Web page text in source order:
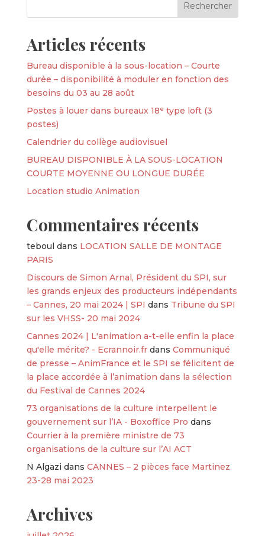
Articles récents
Bureau disponible à la sous-location – Courte
durée – disponibilité à moduler en fonction des
besoins du 03 au 28 août
Postes à louer dans bureaux 18ᵉ type loft (3
postes)
Calendrier du collège audiovisuel
BUREAU DISPONIBLE À LA SOUS-LOCATION
COURTE MOYENNE OU LONGUE DURÉE
Location studio Animation
Commentaires récents
teboul dans LOCATION SALLE DE MONTAGE
PARIS
Discours de Simon Arnal, Président du SPI, sur
les grands enjeux des producteurs indépendants
– Cannes, 20 mai 2024 | SPI dans Tribune du SPI
sur les VHSS- 20 mai 2024
Cannes 2024 | L'animation a-t-elle enfin la place
qu'elle mérite? - Ecrannoir.frdans Communiqué
de presse – AnimFrance et le SPI se félicitent de
la place accordée à l’animation dans la sélection
du Festival de Cannes 2024
73 organisations de la culture interpellent le
gouvernement sur l’IA - Boxoffice Pro dans
Courrier à la première ministre de 73
organisations de la culture sur l’AI ACT
N Algazi dans CANNES – 2 pièces face Martinez
23-28 mai 2023
Archives